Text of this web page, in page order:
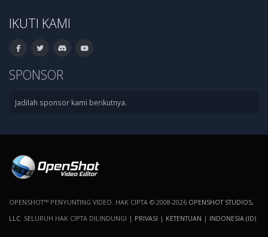
IKUTI KAMI
SPONSOR
Jadilah sponsor kami berikutnya.
OPENSHOT™ PENYUNTING VIDEO. HAK CIPTA © 2008-2026 OPENSHOT STUDIOS,
LLC . SELURUH HAK CIPTA DILINDUNGI | PRIVASI | KETENTUAN | INDONESIA (ID)